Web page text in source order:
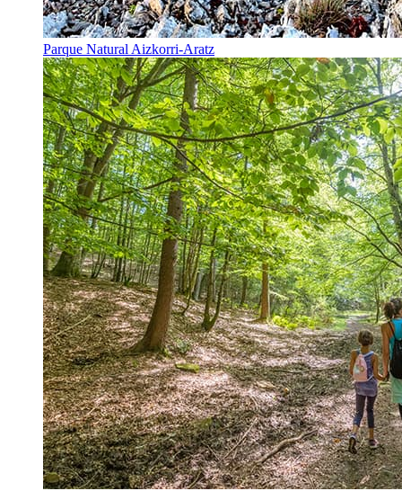
Parque Natural Aizkorri-Aratz